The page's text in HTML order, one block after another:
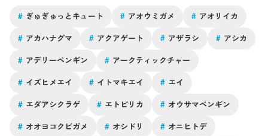
# ぎゅぎゅっとキュート # アオウミガメ # アオリイカ
# アカハナグマ # アクアゲート # アザラシ # アシカ
# アデリーペンギン # アークティックチャー
# イズヒメエイ # イトマキエイ # エイ
# エダアシクラゲ # エトピリカ # オウサマペンギン
# オオヨコクビガメ # オシドリ # オニヒトデ